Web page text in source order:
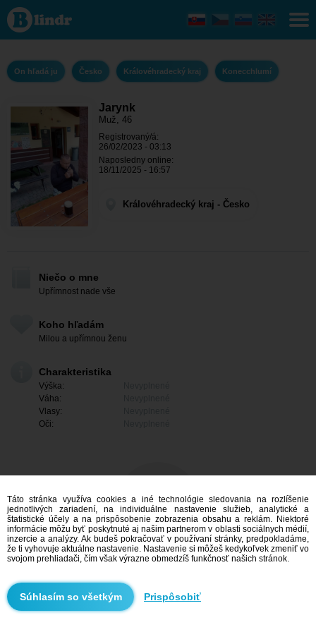
Jarynk - On
hľadá ju
Královéhradecký
kraj -
On hľadá ju Česko Královéhradecký kraj Konecchlumí
Jarynk
Muž, 46
Registrovaný/á:
26/02/2023 - 03:13
Naposledny online:
18/11/2025 - 16:57
Královéhradecký kraj - Česko
Niečo o mne
Upřímnost nade vše
Koho hľadám
Milou a upřímnou ženu
Charakteristika
Výška:
Váha:
Vlasy:
Oči:
Mám záujem
Vyhľadávanie
Táto stránka využíva cookies a iné technológie sledovania na rozlíšenie
jednotlivých zariadení, na individuálne nastavenie služieb, analytické a
štatistické účely a na prispôsobenie zobrazenia obsahu a reklám. Niektoré
informácie môžu byť poskytnuté aj našim partnerom v oblasti sociálnych médií,
inzercie a analýzy. Ak budeš pokračovať v používaní stránky, predpokladáme,
že ti vyhovuje aktuálne nastavenie. Nastavenie si môžeš kedykoľvek zmeniť vo
svojom prehliadači, čím však výrazne obmedzíš funkčnosť našich stránok.
Prispôsobiť